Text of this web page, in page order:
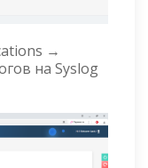
→
на Syslog